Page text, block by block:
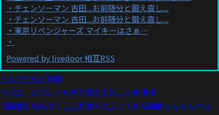
チェンソーマン 吉田...お前随分と鍛え直し...
チェンソーマン 吉田...お前随分と鍛え直し...
東京リベンジャーズ マイキーはさぁ…
Powered by livedoor 相互RSS
とんでもない体験
マリエ どうしても本が売れてほしい裏事情
【画像】なんでそこに家建てた？ってなる画像ｗｗｗｗｗｗ